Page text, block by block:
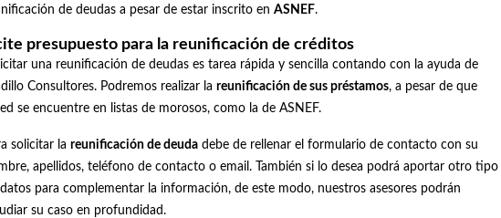
de deudas a pesar de estar inscrito en ASNEF.
presupuesto para la reunificación de créditos
una reunificación de deudas es tarea rápida y sencilla contando con la ayuda de
Consultores. Podremos realizar la reunificación de sus préstamos, a pesar de que
se encuentre en listas de morosos, como la de ASNEF.
solicitar la reunificación de deuda debe de rellenar el formulario de contacto con su
apellidos, teléfono de contacto o email. También si lo desea podrá aportar otro tipo
para complementar la información, de este modo, nuestros asesores podrán
su caso en profundidad.